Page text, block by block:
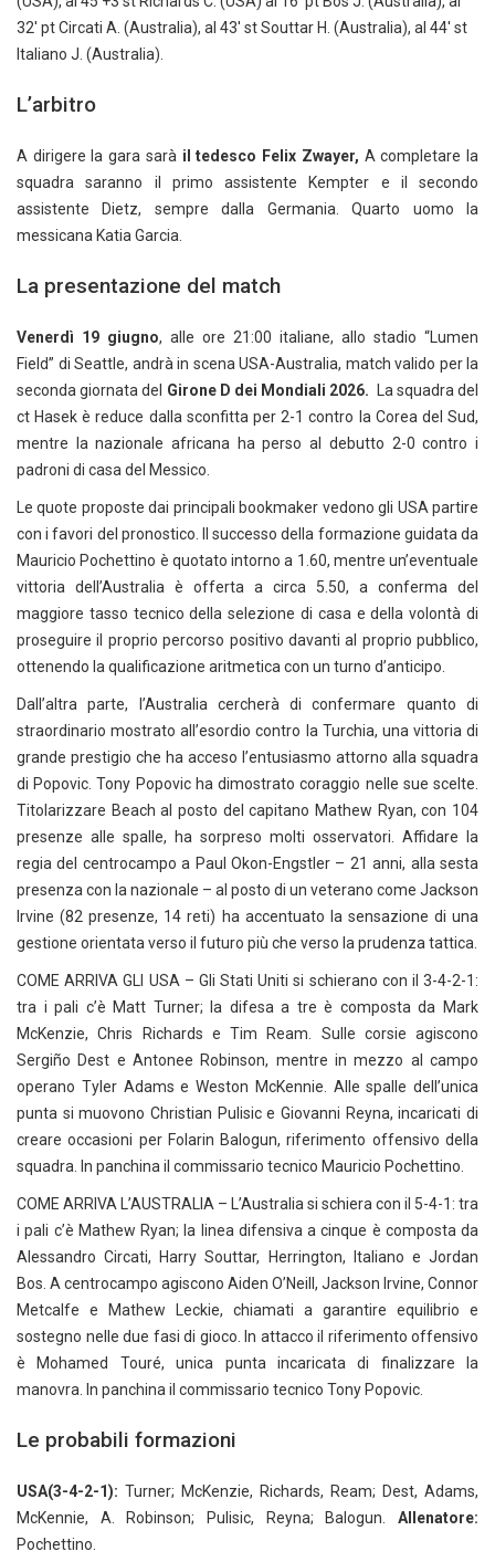
32′ pt Circati A. (Australia), al 43′ st Souttar H. (Australia), al 44′ st
Italiano J. (Australia).
L’arbitro
A dirigere la gara sarà il tedesco Felix Zwayer, A completare la
squadra saranno il primo assistente Kempter e il secondo
assistente Dietz, sempre dalla Germania. Quarto uomo la
messicana Katia Garcia.
La presentazione del match
Venerdì 19 giugno, alle ore 21:00 italiane, allo stadio “Lumen
Field” di Seattle, andrà in scena USA-Australia, match valido per la
seconda giornata del Girone D dei Mondiali 2026.
La squadra del
ct Hasek è reduce dalla sconfitta per 2-1 contro la Corea del Sud,
mentre la nazionale africana ha perso al debutto 2-0 contro i
padroni di casa del Messico.
Le quote proposte dai principali bookmaker vedono gli USA partire
con i favori del pronostico. Il successo della formazione guidata da
Mauricio Pochettino è quotato intorno a 1.60, mentre un’eventuale
vittoria dell’Australia è offerta a circa 5.50, a conferma del
maggiore tasso tecnico della selezione di casa e della volontà di
proseguire il proprio percorso positivo davanti al proprio pubblico,
ottenendo la qualificazione aritmetica con un turno d’anticipo.
Dall’altra parte, l’Australia cercherà di confermare quanto di
straordinario mostrato all’esordio contro la Turchia, una vittoria di
grande prestigio che ha acceso l’entusiasmo attorno alla squadra
di Popovic. Tony Popovic ha dimostrato coraggio nelle sue scelte.
Titolarizzare Beach al posto del capitano Mathew Ryan, con 104
presenze alle spalle, ha sorpreso molti osservatori. Affidare la
regia del centrocampo a Paul Okon-Engstler – 21 anni, alla sesta
presenza con la nazionale – al posto di un veterano come Jackson
Irvine (82 presenze, 14 reti) ha accentuato la sensazione di una
gestione orientata verso il futuro più che verso la prudenza tattica.
COME ARRIVA GLI USA – Gli Stati Uniti si schierano con il 3-4-2-1:
tra i pali c’è Matt Turner; la difesa a tre è composta da Mark
McKenzie, Chris Richards e Tim Ream. Sulle corsie agiscono
Sergiño Dest e Antonee Robinson, mentre in mezzo al campo
operano Tyler Adams e Weston McKennie. Alle spalle dell’unica
punta si muovono Christian Pulisic e Giovanni Reyna, incaricati di
creare occasioni per Folarin Balogun, riferimento offensivo della
squadra. In panchina il commissario tecnico Mauricio Pochettino.
COME ARRIVA L’AUSTRALIA – L’Australia si schiera con il 5-4-1: tra
i pali c’è Mathew Ryan; la linea difensiva a cinque è composta da
Alessandro Circati, Harry Souttar, Herrington, Italiano e Jordan
Bos. A centrocampo agiscono Aiden O’Neill, Jackson Irvine, Connor
Metcalfe e Mathew Leckie, chiamati a garantire equilibrio e
sostegno nelle due fasi di gioco. In attacco il riferimento offensivo
è Mohamed Touré, unica punta incaricata di finalizzare la
manovra. In panchina il commissario tecnico Tony Popovic.
Le probabili formazioni
USA(3-4-2-1): Turner; McKenzie, Richards, Ream; Dest, Adams,
McKennie, A. Robinson; Pulisic, Reyna; Balogun. Allenatore:
Pochettino.